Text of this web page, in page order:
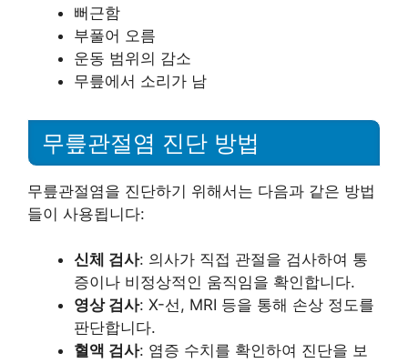
뻐근함
부풀어 오름
운동 범위의 감소
무릎에서 소리가 남
무릎관절염 진단 방법
무릎관절염을 진단하기 위해서는 다음과 같은 방법
들이 사용됩니다:
신체 검사: 의사가 직접 관절을 검사하여 통
증이나 비정상적인 움직임을 확인합니다.
영상 검사: X-선, MRI 등을 통해 손상 정도를
판단합니다.
혈액 검사: 염증 수치를 확인하여 진단을 보